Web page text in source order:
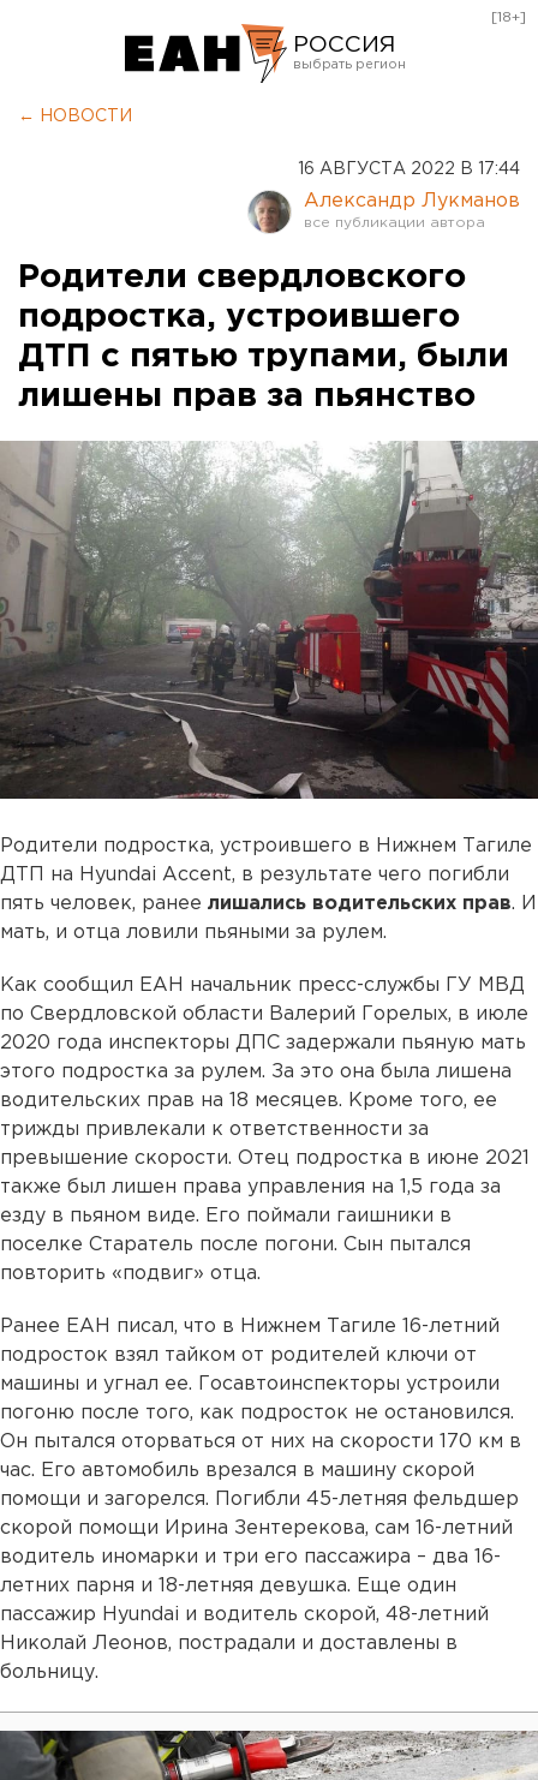
РОССИЯ
Оренбург
[18+]
← НОВОСТИ
16 АВГУСТА 2022 В 17:44
Александр Лукманов
Родители свердловского
подростка, устроившего
ДТП с пятью трупами, были
лишены прав за пьянство
Родители подростка, устроившего в Нижнем Тагиле
ДТП на Hyundai Accent, в результате чего погибли
пять человек, ранее лишались водительских прав. И
мать, и отца ловили пьяными за рулем.
Как сообщил ЕАН начальник пресс-службы ГУ МВД
по Свердловской области Валерий Горелых, в июле
2020 года инспекторы ДПС задержали пьяную мать
этого подростка за рулем. За это она была лишена
водительских прав на 18 месяцев. Кроме того, ее
трижды привлекали к ответственности за
превышение скорости. Отец подростка в июне 2021
также был лишен права управления на 1,5 года за
езду в пьяном виде. Его поймали гаишники в
поселке Старатель после погони. Сын пытался
повторить «подвиг» отца.
Ранее ЕАН писал, что в Нижнем Тагиле 16-летний
подросток взял тайком от родителей ключи от
машины и угнал ее. Госавтоинспекторы устроили
погоню после того, как подросток не остановился.
Он пытался оторваться от них на скорости 170 км в
час. Его автомобиль врезался в машину скорой
помощи и загорелся. Погибли 45-летняя фельдшер
скорой помощи Ирина Зентерекова, сам 16-летний
водитель иномарки и три его пассажира – два 16-
летних парня и 18-летняя девушка. Еще один
пассажир Hyundai и водитель скорой, 48-летний
Николай Леонов, пострадали и доставлены в
больницу.